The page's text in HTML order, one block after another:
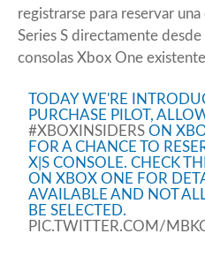
registrarse para reservar
Series S directamente
consolas Xbox One
TODAY WE'RE
PURCHASE PILOT,
#XBOXINSIDERS ON
FOR A CHANCE TO
X|S CONSOLE. CHECK
ON XBOX ONE FOR
AVAILABLE AND NOT
BE SELECTED.
PIC.TWITTER.COM/